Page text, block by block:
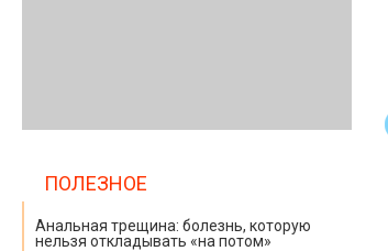
ПОЛЕЗНОЕ
Анальная трещина: болезнь, которую
нельзя откладывать «на потом»